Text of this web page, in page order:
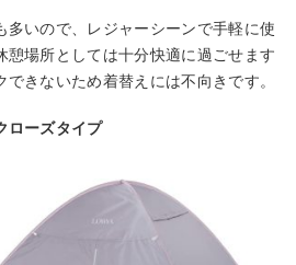
多いので、レジャーシーンで手軽に使
憩場所としては十分快適に過ごせます
きないため着替えには不向きです。
ローズタイプ